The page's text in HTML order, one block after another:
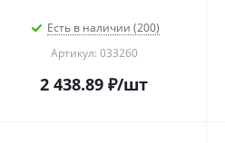
Есть в наличии (200)
Артикул: 033260
2 438.89 ₽/шт